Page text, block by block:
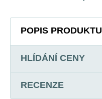
POPIS PRODUKTU
HLÍDÁNÍ CENY
RECENZE